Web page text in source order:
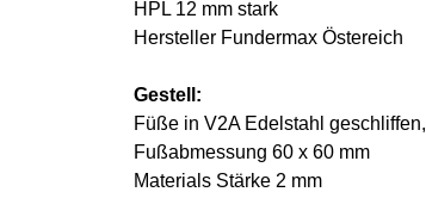
HPL 12 mm stark
Hersteller Fundermax Östereich
Gestell:
Füße in V2A Edelstahl geschliffen,
Fußabmessung 60 x 60 mm
Materials Stärke 2 mm